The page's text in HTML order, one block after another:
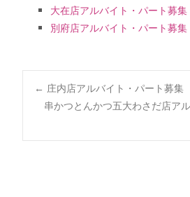
大在店アルバイト・パート募集
別府店アルバイト・パート募集
Post
← 庄内店アルバイト・パート募集
串かつとんかつ五大わさだ店ア